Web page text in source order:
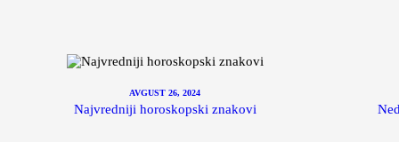
AVGUST 26, 2024
Najvredniji horoskopski znakovi